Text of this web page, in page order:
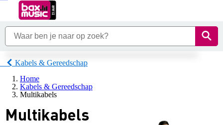
Kabels & Gereedschap
Home
Kabels & Gereedschap
Multikabels
Multikabels